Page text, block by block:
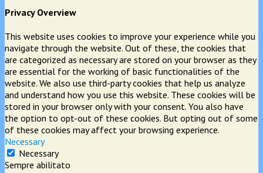
Privacy Overview
This website uses cookies to improve your experience while you
navigate through the website. Out of these, the cookies that
are categorized as necessary are stored on your browser as they
are essential for the working of basic functionalities of the
website. We also use third-party cookies that help us analyze
and understand how you use this website. These cookies will be
stored in your browser only with your consent. You also have
the option to opt-out of these cookies. But opting out of some
of these cookies may affect your browsing experience.
Necessary
Necessary
Sempre abilitato